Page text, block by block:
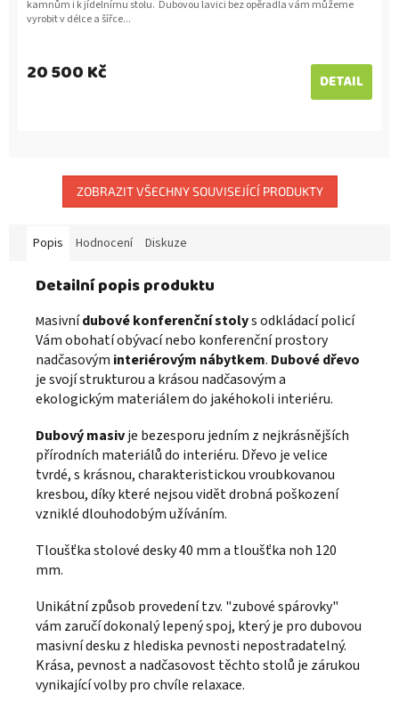
20 500 Kč DETAIL
kamnům i k jídelnímu stolu. Dubovou lavici bez opěradla vám můžeme
vyrobit v délce a šířce...
ZOBRAZIT VŠECHNY SOUVISEJÍCÍ PRODUKTY
Popis Hodnocení Diskuze
Detailní popis produktu
Masivnídubové konferenční stolys odkládací policí
Vám obohatí obývací nebo konferenční prostory
nadčasovým interiérovým nábytkem. Dubové dřevo
je svojí strukturou a krásou nadčasovým a
ekologickým materiálem do jakéhokoli interiéru.
Dubový masivje bezesporu jedním z nejkrásnějších
přírodních materiálů do interiéru. Dřevo je velice
tvrdé, s krásnou, charakteristickou vroubkovanou
kresbou, díky které nejsou vidět drobná poškození
vzniklé dlouhodobým užíváním.
Tloušťka stolové desky 40 mm a tloušťka noh 120
mm.
Unikátní způsob provedení tzv. "zubové spárovky"
vám zaručí dokonalý lepený spoj, který je pro dubovou
masivní desku z hlediska pevnosti nepostradatelný.
Krása, pevnost a nadčasovost těchto stolů je zárukou
vynikající volby pro chvíle relaxace.